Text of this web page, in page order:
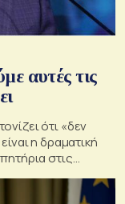
αυτές τις
ότι «δεν
η δραματική
στις